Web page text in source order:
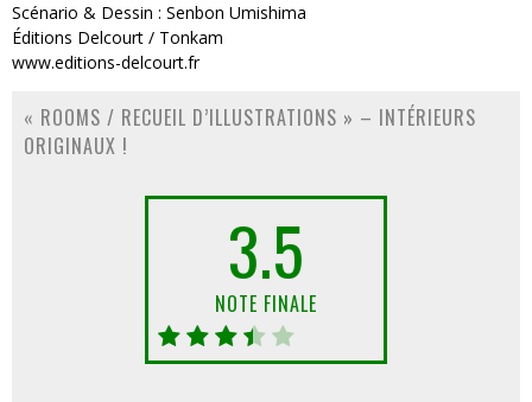
Scénario & Dessin : Senbon Umishima
Éditions Delcourt / Tonkam
www.editions-delcourt.fr
« ROOMS / RECUEIL D’ILLUSTRATIONS » – INTÉRIEURS
ORIGINAUX !
3.5
NOTE FINALE